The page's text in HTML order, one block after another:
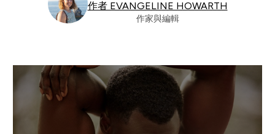
作者 EVANGELINE HOWARTH
作家與編輯